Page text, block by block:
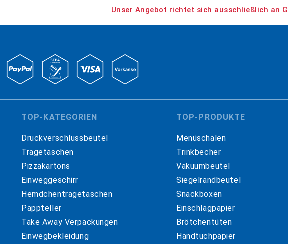
Unser Angebot richtet sich ausschließlich an
TOP-KATEGORIEN
Druckverschlussbeutel
Tragetaschen
Pizzakartons
Einweggeschirr
Hemdchentragetaschen
Pappteller
Take Away Verpackungen
Einwegbekleidung
TOP-PRODUKTE
Menüschalen
Trinkbecher
Vakuumbeutel
Siegelrandbeutel
Snackboxen
Einschlagpapier
Brötchentüten
Handtuchpapier